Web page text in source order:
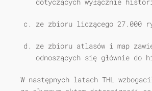
ze zbioru liczącego 27.000
ze zbioru atlasów i map
odnoszących się głównie
W następnych latach THL